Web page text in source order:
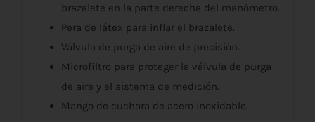
brazalete en la parte derecha del manómetro.
Pera de látex para inflar el brazalete.
Válvula de purga de aire de precisión.
Microfiltro para proteger la válvula de purga
de aire y el sistema de medición.
Mango de cuchara de acero inoxidable.